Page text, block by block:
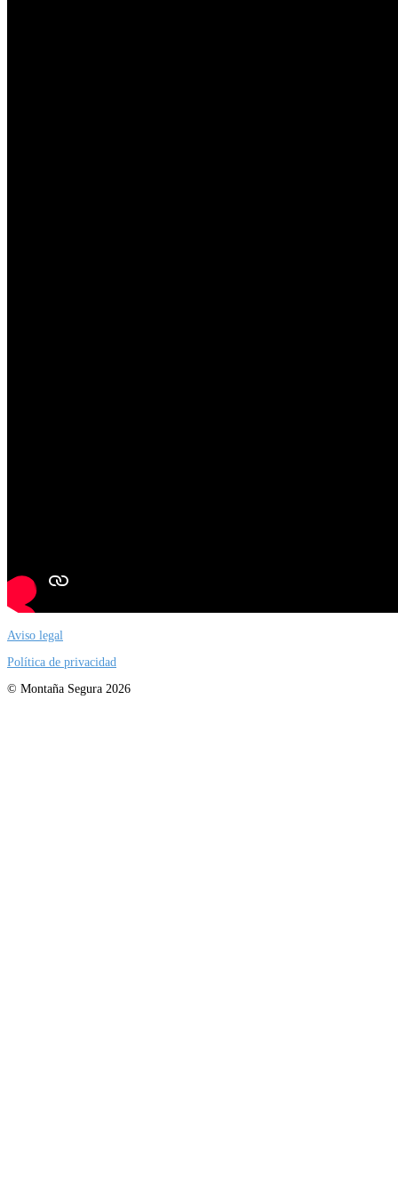
Aviso legal
Política de privacidad
© Montaña Segura 2026